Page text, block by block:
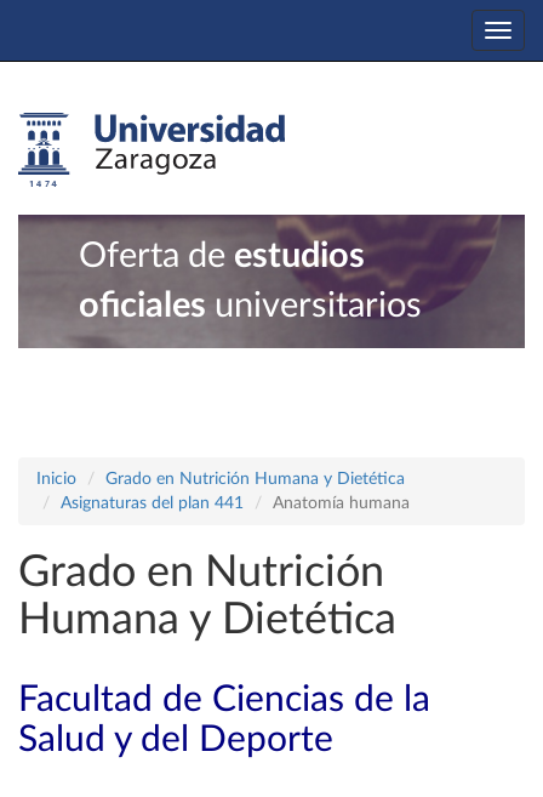
Oferta de estudios
oficiales universitarios
Inicio
Grado en Nutrición Humana y Dietética
Asignaturas del plan 441
Anatomía humana
Grado en Nutrición
Humana y Dietética
Facultad de Ciencias de la
Salud y del Deporte